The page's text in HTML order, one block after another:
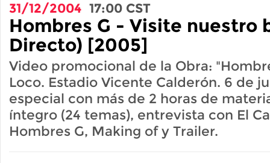
31/12/2004 17:00 CST
Hombres G - Visite nuestro
Directo) [2005]
Video promocional de la Obra:
Loco. Estadio Vicente Calderón. 6 de
especial con más de 2 horas de
íntegro (24 temas), entrevista con El
Hombres G, Making of y Trailer.